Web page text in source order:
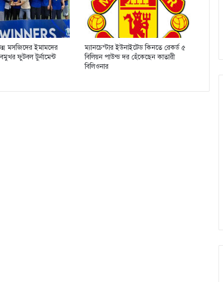
মসজিদের ইমামদের
ফুটবল টুর্নামেন্ট
ম্যানচেস্টার ইউনাইটেড কিনতে রেকর্ড ৫
বিলিয়ন পাউন্ড দর হেঁকেছেন কাতারী
বিলিওনার